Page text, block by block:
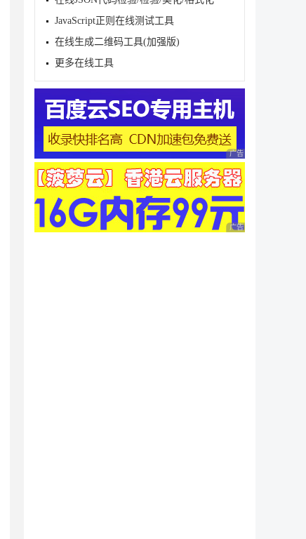
JavaScript正则在线测试工具
在线生成二维码工具(加强版)
更多在线工具
广告 商业广告，理性
广告 商业广告，理性